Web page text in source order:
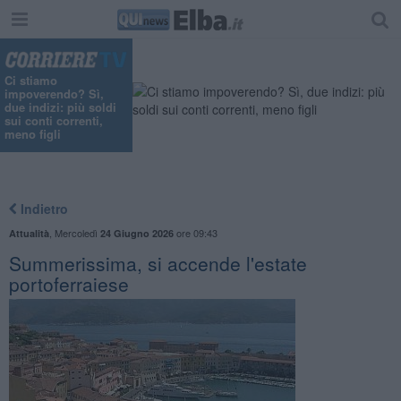
Ci stiamo
impoverendo? Sì,
due indizi: più soldi
sui conti correnti,
meno figli
Indietro
Attualità Mercoledì 24 Giugno 2026ore 09:43
Summerissima, si accende l'estate
portoferraiese